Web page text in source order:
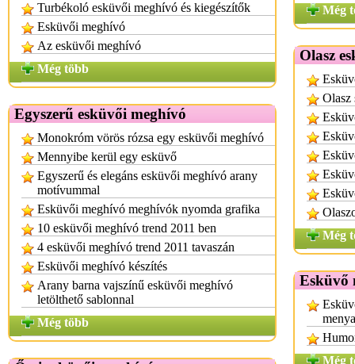
Turbékoló esküvői meghívó és kiegészítők
Esküvői meghívó
Az esküvői meghívó
Még több
Egyszerű esküvői meghívó
Monokróm vörös rózsa egy esküvői meghívó
Mennyibe kerül egy esküvő
Egyszerű és elegáns esküvői meghívó arany
motívummal
Esküvői meghívó meghívók nyomda grafika
10 esküvői meghívó trend 2011 ben
4 esküvői meghívó trend 2011 tavaszán
Esküvői meghívó készítés
Arany barna vajszínű esküvői meghívó
letölthető sablonnal
Még több
Még
Olasz
Olasz
Még
Esküvő
Még